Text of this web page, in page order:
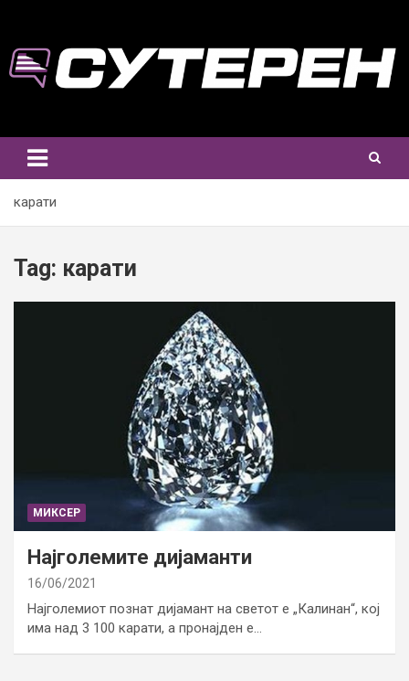
content
карати
Tag: карати
МИКСЕР
Најголемите дијаманти
16/06/2021
Најголемиот познат дијамант на светот е „Калинан“, кој
има над 3 100 карати, а пронајден е…